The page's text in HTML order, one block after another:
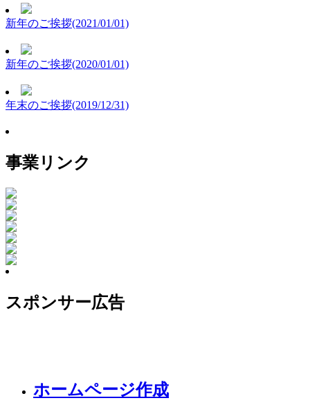
新年のご挨拶(2021/01/01)
新年のご挨拶(2020/01/01)
年末のご挨拶(2019/12/31)
事業リンク
スポンサー広告
ホームページ作成